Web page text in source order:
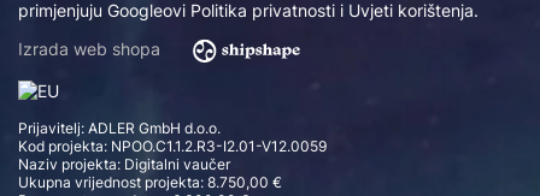
primjenjuju Googleovi Politika privatnosti i Uvjeti korištenja.
Izrada web shopa
Prijavitelj: ADLER GmbH d.o.o.
Kod projekta: NPOO.C1.1.2.R3-I2.01-V12.0059
Naziv projekta: Digitalni vaučer
Ukupna vrijednost projekta: 8.750,00 €